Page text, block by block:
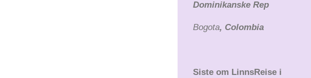
Dominikanske Rep
Bogota, Colombia
Siste om LinnsReise i